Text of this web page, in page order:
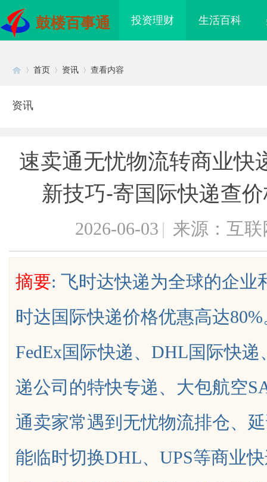
鼓楼百事通 投资理财 生活百科
uz
首页 资讯 查看内容
资讯
速卖通无忧物流转商业快
新技巧-寄国际快递查
2026-06-03 | 来源：互联
摘要: 飞时达快递为全球的企业
时达国际快递价格优惠高达
FedEx国际快递、DHL国际快
递公司的特快专递、大包航空
通卖家常遇到无忧物流排仓、
能临时切换DHL、UPS等商业
息交流平台 究竟藏着哪些行业秘诀？